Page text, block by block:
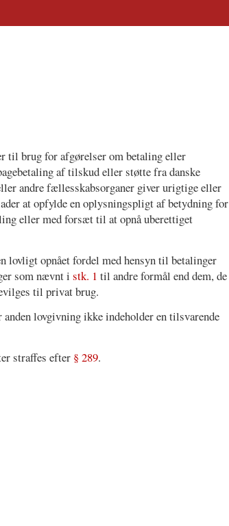
til brug for afgørelser om betaling eller
af tilskud eller støtte fra danske
andre fællesskabsorganer giver urigtige eller
at opfylde en oplysningspligt af betydning for
eller med forsæt til at opnå uberettiget
lovligt opnået fordel med hensyn til betalinger
som nævnt istk. 1 til andre formål end dem, de
til privat brug.
lovgivning ikke indeholder en tilsvarende
straffes efter § 289.